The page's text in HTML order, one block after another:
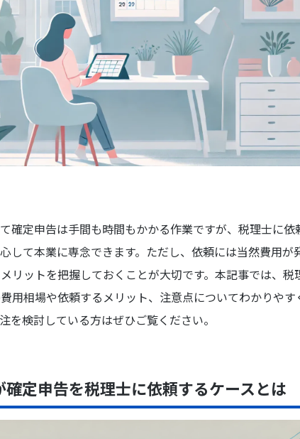
確定申告は手間も時間もかかる作業ですが、税理士に依
して本業に専念できます。ただし、依頼には当然費用が
リットを把握しておくことが大切です。本記事では、税
用相場や依頼するメリット、注意点についてわかりやす
を検討している方はぜひご覧ください。
定申告を税理士に依頼するケースとは